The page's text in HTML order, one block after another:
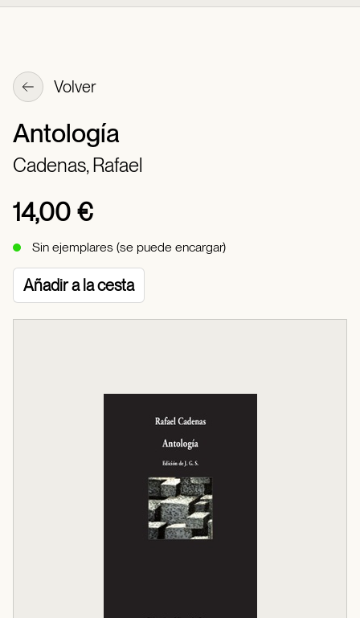
Volver
Antología
Cadenas, Rafael
14,00 €
Sin ejemplares (se puede encargar)
Añadir a la cesta